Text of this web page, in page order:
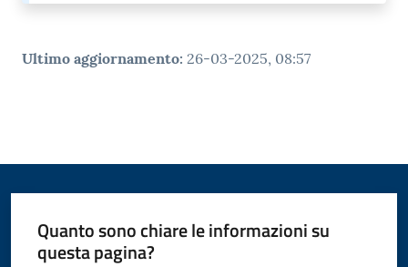
Ultimo aggiornamento: 26-03-2025, 08:57
Quanto sono chiare le informazioni su
questa pagina?